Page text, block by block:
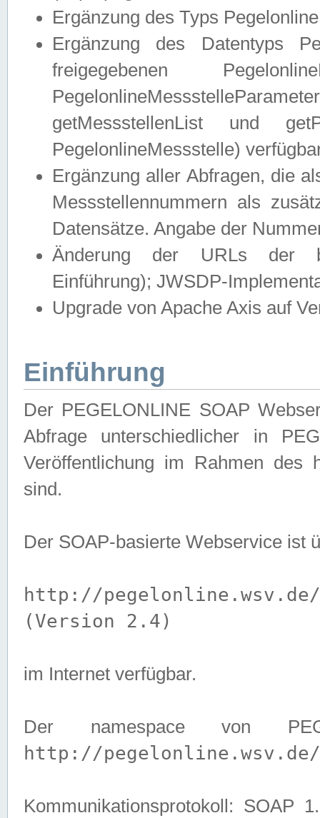
Ergänzung des Typs
Ergänzung des Datentyps
freigegebenen
getMessstellenList und
PegelonlineMessstelle)
Ergänzung aller Abfragen, die
Messstellennummern als
Datensätze. Angabe der
Änderung der URLs der
Einführung); JWSDP-
Upgrade von Apache Axis auf
Einführung
Der PEGELONLINE SOAP
Abfrage unterschiedlicher in
Veröffentlichung im Rahmen des
sind.
Der SOAP-basierte Webservice ist
http://pegelonline.wsv.de/
(Version 2.4)
im Internet verfügbar.
Der namespace von
http://pegelonline.wsv.de/
Kommunikationsprotokoll: SOAP